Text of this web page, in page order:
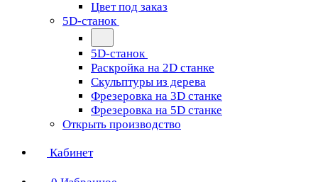
Цвет под заказ
5D-станок
5D-станок
Раскройка на 2D станке
Скульптуры из дерева
Фрезеровка на 3D станке
Фрезеровка на 5D станке
Открыть производство
Кабинет